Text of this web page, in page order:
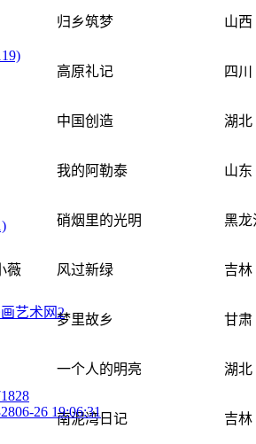
归乡筑梦 山西
高原礼记 四川
中国创造 湖北
我的阿勒泰 山东
硝烟里的光明 黑龙
薇 风过新绿 吉林
梦里故乡 甘肃
一个人的明亮 湖北
南泥湾日记 吉林
艺术网2
06-26 19:06:31